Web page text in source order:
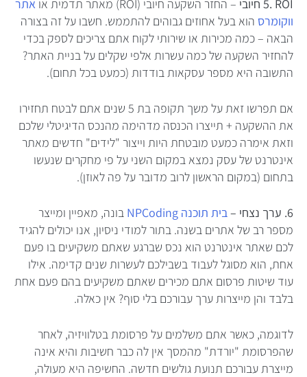
5. ROI חיובי – החזר השקעה חיובי ( ROI) מאתר תדמית או אתר
ווקומרס הוא בעל אחוזים גבוהים להתממש. חשבו על זה בצורה
הבאה – כמה מכירות או שירותי לקוח אתם צריכים לספק בכדי
להחזיר השקעה של כמה עשרות אלפי שקלים על בניית האתר?
התשובה היא מספר עסקאות בודדות (כמעט בכל תחום).
אם תפרשו זאת על משך תקופה בת 5 שנים אתם לבטח תחזירו
את ההשקעה + תייצרו הכנסה מדהימה מהנכס הדיגיטלי שלכם
וזאת אימרה כמעט מובטחת היות וייצור "לידים" חדשים מאתר
אינטרנט של עסק נמצא במקום השני על פי מחקרים שנעשו
בתחום (במקום הראשון לרוב מדובר על פה לאוזן).
6. ערך נצחי – בית תוכנה NPCoding
בונה, מאפיין ומייצר
מספר רב של אתרים בשנה. בתור למודי ניסיון, אנו יכולים להגיד
לכם שאתר אינטרנט הוא נכס שברגע שאתם משקיעים בו פעם
אחת, הוא מסוגל לעבוד בשבילכם לעשרות שנים קדימה. אילו
עוד שיטות פרסום אתם מכירים שאתם משקיעים בהם פעם אחת
בלבד והן מייצרות ערך עבורכם בלי סוף? אין כאלה.
לדוגמה, כאשר אתם משלמים על פרסומת בטלוויזיה, לאחר
שהפרסומת "יורדת" מהמסך אין לה כבר חשיבות והיא אינה
מייצרת עבורכם תנועת גולשים חדשה. החשיפה היא מעולה,